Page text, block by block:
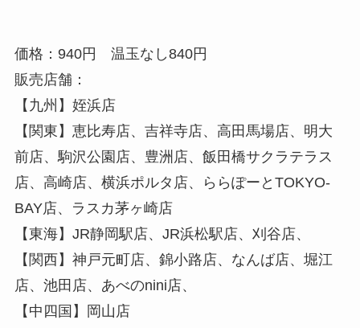
価格：940円 温玉なし840円
販売店舗：
【九州】姪浜店
【関東】恵比寿店、吉祥寺店、高田馬場店、明大
前店、駒沢公園店、豊洲店、飯田橋サクラテラス
店、高崎店、横浜ポルタ店、ららぽーとTOKYO-
BAY店、ラスカ茅ヶ崎店
【東海】JR静岡駅店、JR浜松駅店、刈谷店、
【関西】神戸元町店、錦小路店、なんば店、堀江
店、池田店、あべのnini店、
【中四国】岡山店